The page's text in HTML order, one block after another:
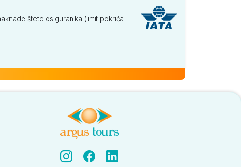
štete osiguranika (limit pokrića